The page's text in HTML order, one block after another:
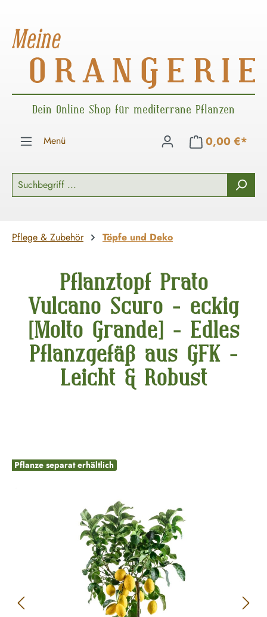
Dein Online Shop für mediterrane Pflanzen
Menü 0,00 €*
Pflege & Zubehör Töpfe und Deko
Pflanztopf Prato
Vulcano Scuro - eckig
[Molto Grande] - Edles
Pflanzgefäß aus GFK -
Leicht & Robust
Pflanze separat erhältlich